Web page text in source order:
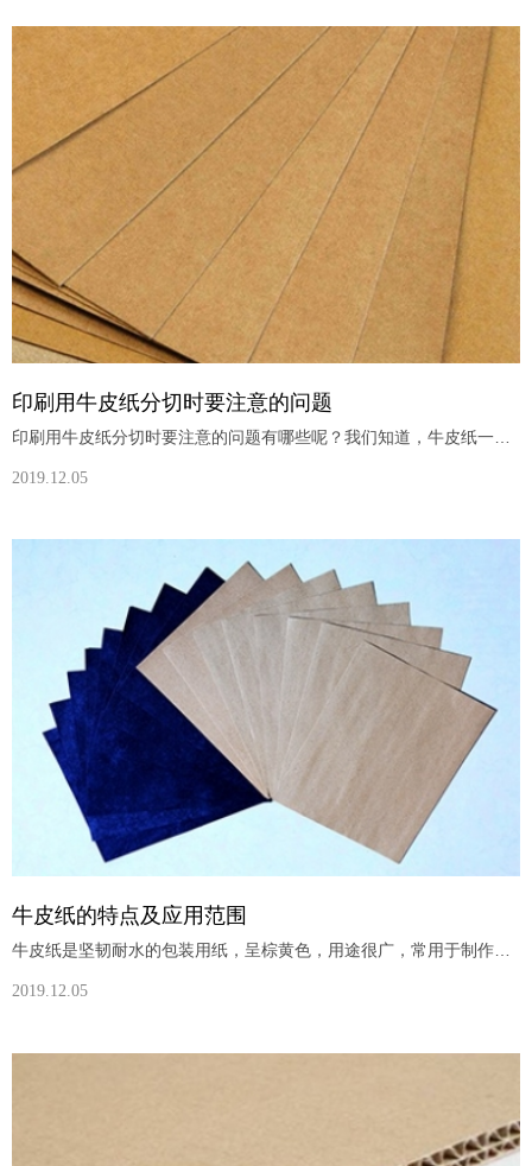
印刷用牛皮纸分切时要注意的问题
2019.12.05
牛皮纸的特点及应用范围
牛皮纸是坚韧耐水的包装用纸，呈棕黄色，用途很广，常用于制作纸袋、信封、作业本、唱片套、卷宗和砂纸等。定量范围为80克/平方米至120克/平方米，有卷筒纸和平板纸中、又有单面光、双面光和带条纹的区别。主要的质量要求是柔韧结实，耐破度高，能承受较大拉力和压力不破裂。牛皮纸具有很高的拉力，有单光、双光、条纹、无纹等。主要用于包装纸、信封、纸袋等和印刷机滚筒包衬等。牛皮纸通常保持其黄褐色之本色，适合作袋子
2019.12.05